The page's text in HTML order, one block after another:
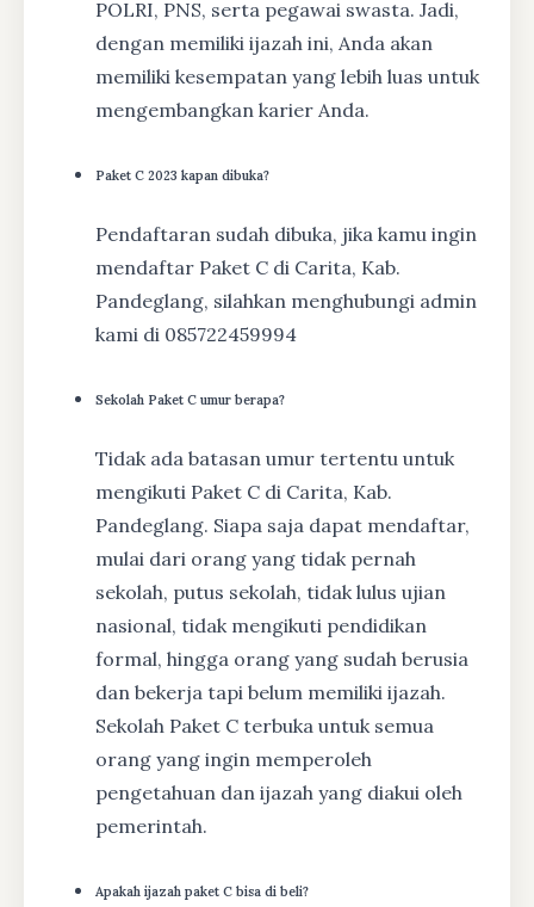
POLRI, PNS, serta pegawai swasta. Jadi,
dengan memiliki ijazah ini, Anda akan
memiliki kesempatan yang lebih luas untuk
mengembangkan karier Anda.
Paket C 2023 kapan dibuka?
Pendaftaran sudah dibuka, jika kamu ingin
mendaftar Paket C di Carita, Kab.
Pandeglang, silahkan menghubungi admin
kami di 085722459994
Sekolah Paket C umur berapa?
Tidak ada batasan umur tertentu untuk
mengikuti Paket C di Carita, Kab.
Pandeglang. Siapa saja dapat mendaftar,
mulai dari orang yang tidak pernah
sekolah, putus sekolah, tidak lulus ujian
nasional, tidak mengikuti pendidikan
formal, hingga orang yang sudah berusia
dan bekerja tapi belum memiliki ijazah.
Sekolah Paket C terbuka untuk semua
orang yang ingin memperoleh
pengetahuan dan ijazah yang diakui oleh
pemerintah.
Apakah ijazah paket C bisa di beli?